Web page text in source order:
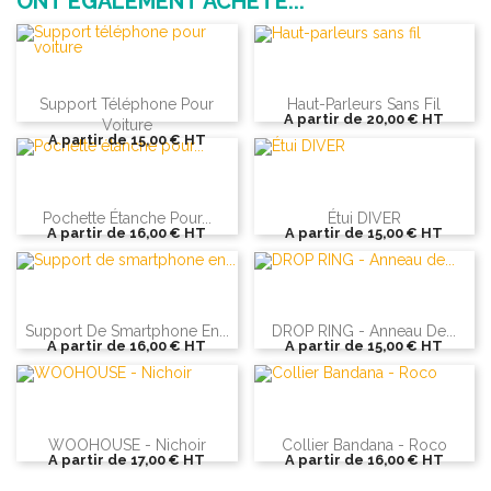
Support Téléphone Pour
Voiture
A partir de15,00 €HT
Haut-Parleurs Sans Fil
A partir de20,00 €HT
Pochette Étanche Pour...
A partir de16,00 €HT
Étui DIVER
A partir de15,00 €HT
Support De Smartphone En...
A partir de16,00 €HT
DROP RING - Anneau De...
A partir de15,00 €HT
WOOHOUSE - Nichoir
A partir de17,00 €HT
Collier Bandana - Roco
A partir de16,00 €HT